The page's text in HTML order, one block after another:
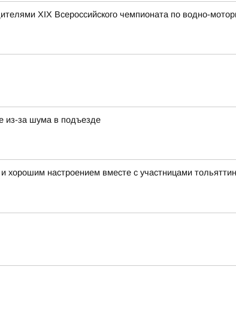
XIX Всероссийского чемпионата по водно-
из-за шума в подъезде
настроением вместе с участницами